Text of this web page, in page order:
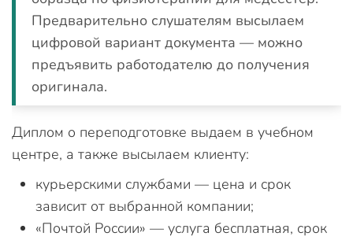
Предварительно слушателям высылаем
цифровой вариант документа — можно
предъявить работодателю до получения
оригинала.
Диплом о переподготовке выдаем в учебном
центре, а также высылаем клиенту:
курьерскими службами — цена и срок
зависит от выбранной компании;
«Почтой России» — услуга бесплатная, срок